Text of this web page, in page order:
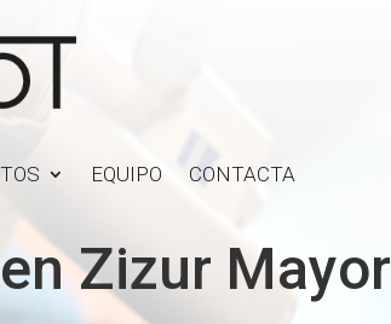
EQUIPO CONTACTA
Zizur Mayor